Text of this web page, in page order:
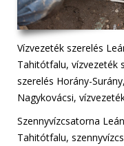
Vízvezeték szerelés
Tahitótfalu, vízvezeték
szerelés Horány-
Nagykovácsi,
Szennyvízcsatorna
Tahitótfalu,